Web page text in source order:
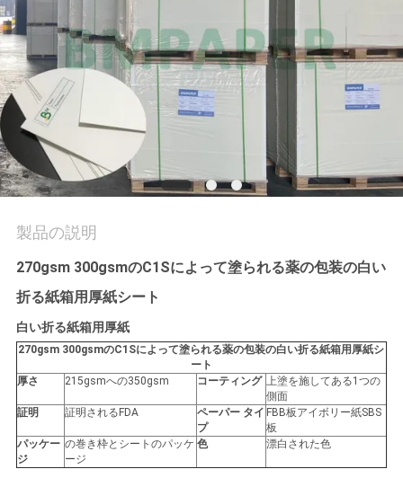
品
質
管
理
連
絡
だ
さ
い
ニ
ュ
製品の説明
270gsm 300gsmのC1Sによって塗られる薬の包装の白い
折る紙箱用厚紙シート
白い折る紙箱用厚紙
270gsm 300gsmのC1Sによって塗られる薬の包装の白い折る紙箱用厚紙シ
ート
厚さ
215gsmへの350gsm コーティング 上塗を施してある1つの
側面
証明
証明されるFDA
ペーパー タイ
プ
FBB板アイボリー紙SBS
板
パッケー
ジ
の巻き枠とシートのパッケ
ージ
色 漂白された色